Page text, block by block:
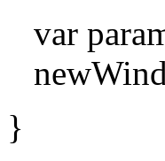
var
}